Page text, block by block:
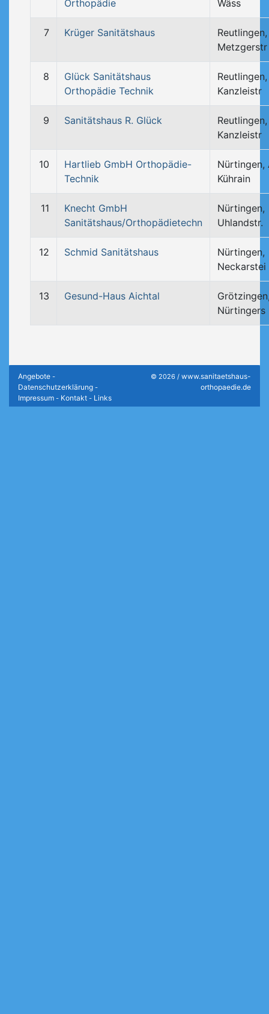
Orthopädie
Wäss
7 Krüger Sanitätshaus
Reutlingen,
Metzgerstr
8
Glück Sanitätshaus
Orthopädie Technik
Reutlingen,
Kanzleistr
9 Sanitätshaus R. Glück
Reutlingen,
Kanzleistr
10
Hartlieb GmbH Orthopädie-
Technik
Nürtingen,
Kührain
11
Knecht GmbH
Sanitätshaus/Orthopädietechn
Nürtingen,
Uhlandstr.
12 Schmid Sanitätshaus
Nürtingen,
Neckarstei
13 Gesund-Haus Aichtal
Nürtingers
Angebote -
Datenschutzerklärung -
Impressum - Kontakt - Links
© 2026 / www.sanitaetshaus-
orthopaedie.de